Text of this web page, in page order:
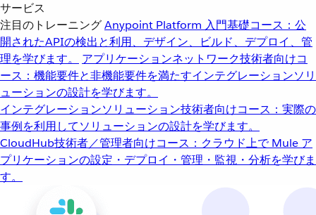
サービス
注目のトレーニングAnypoint Platform 入門基礎コース：公
開されたAPIの検出と利用、デザイン、ビルド、デプロイ、管
理を学びます。
アプリケーションネットワーク技術者向けコ
ース：機能要件と非機能要件を満たすインテグレーションソリ
ューションの設計を学びます。
インテグレーションソリューション技術者向けコース：実際の
事例を利用してソリューションの設計を学びます。
CloudHub技術者／管理者向けコース：クラウド上で Mule ア
プリケーションの設定・デプロイ・管理・監視・分析を学びま
す。